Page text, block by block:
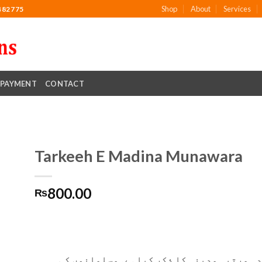
Shop About Services
PAYMENT CONTACT
Tarkeeh E Madina Munawara
₨800.00
مرتبہ مدینہ کا ذکر کیاہے۔مسلمانوں کی